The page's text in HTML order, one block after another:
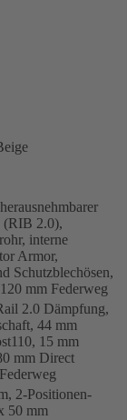
(RIB 2.0),
interne
Armor,
Schutzblechösen,
mm Federweg
2.0 Dämpfung,
44 mm
15 mm
mm Direct
2-Positionen-
50 mm